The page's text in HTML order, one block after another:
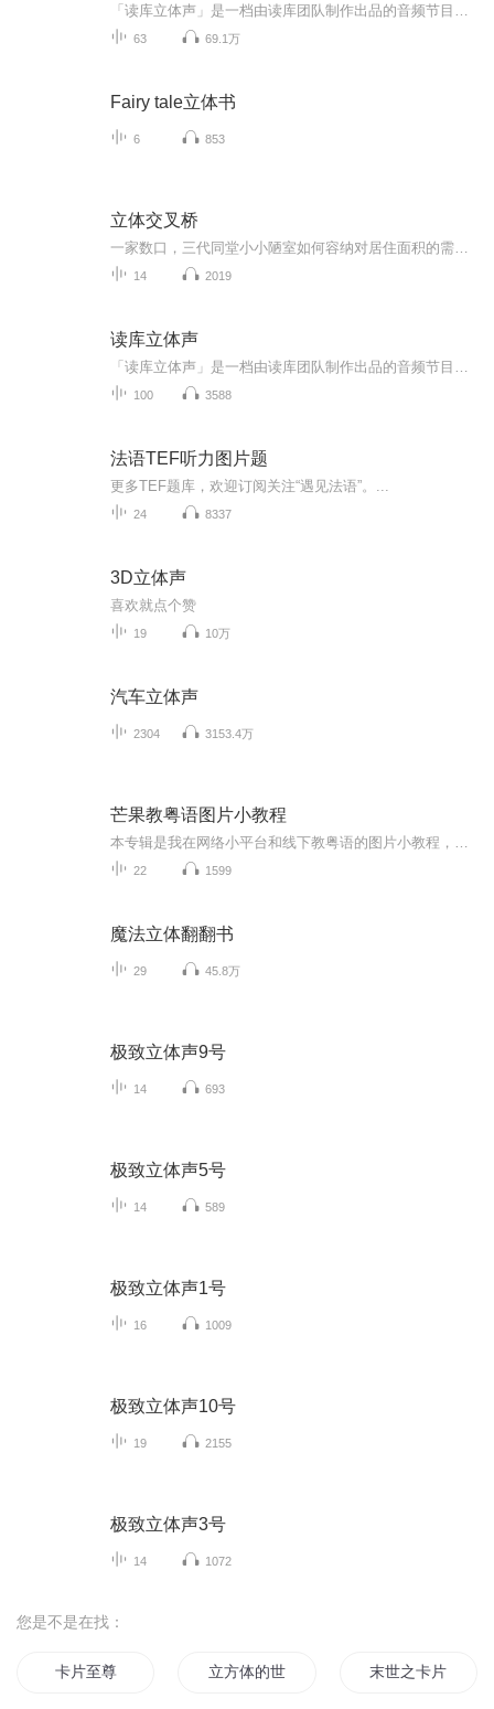
63 69.1万
Fairy tale立体书
6 853
立体交叉桥
14 2019
读库立体声
100 3588
法语TEF听力图片题
更多TEF题库，欢迎订阅关注“遇见法语”。...
24 8337
3D立体声
喜欢就点个赞
19 10万
汽车立体声
2304 3153.4万
芒果教粤语图片小教程
22 1599
魔法立体翻翻书
29 45.8万
极致立体声9号
14 693
极致立体声5号
14 589
极致立体声1号
16 1009
极致立体声10号
19 2155
极致立体声3号
14 1072
您是不是在找：
卡片至尊 立方体的世界 末世之卡片系统